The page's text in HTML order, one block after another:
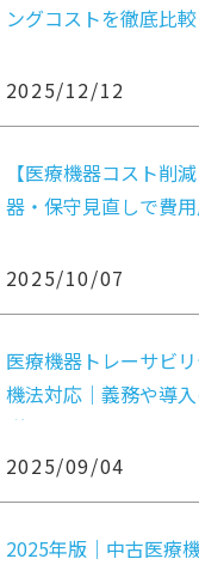
ングコストを徹底比較
2025/12/12
【医療機器コスト削
器・保守見直しで費用
2025/10/07
医療機器トレーサビ
機法対応｜義務や導
説
2025/09/04
2025年版｜中古医療